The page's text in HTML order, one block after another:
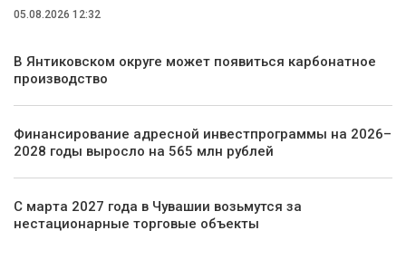
05.08.2026 12:32
В Янтиковском округе может появиться карбонатное
производство
Финансирование адресной инвестпрограммы на 2026–
2028 годы выросло на 565 млн рублей
С марта 2027 года в Чувашии возьмутся за
нестационарные торговые объекты